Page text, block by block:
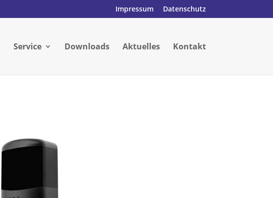
Impressum Datenschutz
Service Downloads Aktuelles Kontakt